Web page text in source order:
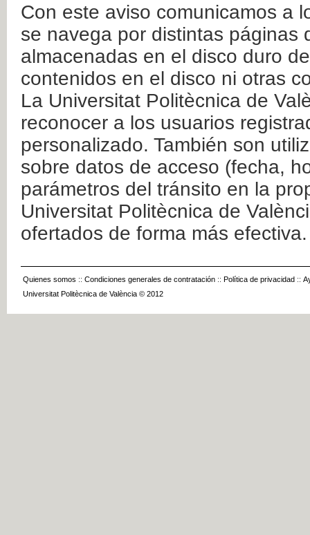
Con este aviso comunicamos a
se navega por distintas páginas
almacenadas en el disco duro
contenidos en el disco ni otras
La Universitat Politècnica de
reconocer a los usuarios
personalizado. También son
sobre datos de acceso (fecha,
parámetros del tránsito en la
Universitat Politècnica de
ofertados de forma más efectiva.
Quienes somos :: Condiciones generales de contratación :: Política de privacidad ::
Universitat Politècnica de València © 2012